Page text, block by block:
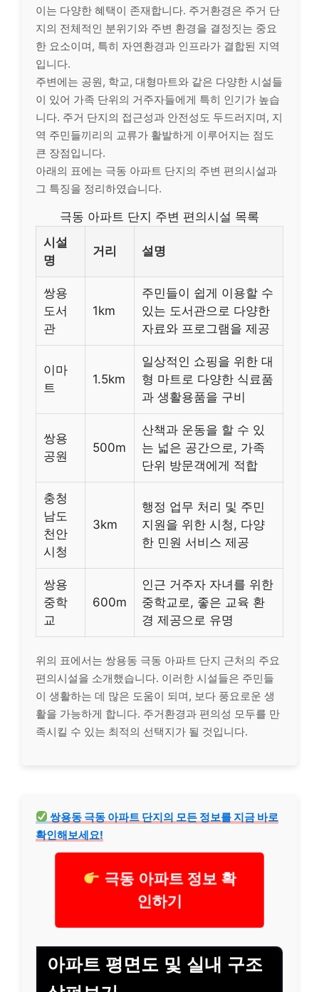
이는 다양한 혜택이 존재합니다. 주거환경은 주거 단
지의 전체적인 분위기와 주변 환경을 결정짓는 중요
한 요소이며, 특히 자연환경과 인프라가 결합된 지역
입니다.
주변에는 공원, 학교, 대형마트와 같은 다양한 시설들
이 있어 가족 단위의 거주자들에게 특히 인기가 높습
니다. 주거 단지의 접근성과 안전성도 두드러지며, 지
역 주민들끼리의 교류가 활발하게 이루어지는 점도
큰 장점입니다.
아래의 표에는 극동 아파트 단지의 주변 편의시설과
그 특징을 정리하였습니다.
극동 아파트 단지 주변 편의시설 목록
시설
명
거리 설명
쌍용
도서
관
1km
주민들이 쉽게 이용할 수
있는 도서관으로 다양한
자료와 프로그램을 제공
이마
트
1.5km
일상적인 쇼핑을 위한 대
형 마트로 다양한 식료품
과 생활용품을 구비
쌍용
공원
500m
산책과 운동을 할 수 있
는 넓은 공간으로, 가족
단위 방문객에게 적합
충청
남도
천안
시청
3km
행정 업무 처리 및 주민
지원을 위한 시청, 다양
한 민원 서비스 제공
쌍용
중학
교
600m
인근 거주자 자녀를 위한
중학교로, 좋은 교육 환
경 제공으로 유명
위의 표에서는 쌍용동 극동 아파트 단지 근처의 주요
편의시설을 소개했습니다. 이러한 시설들은 주민들
이 생활하는 데 많은 도움이 되며, 보다 풍요로운 생
활을 가능하게 합니다. 주거환경과 편의성 모두를 만
족시킬 수 있는 최적의 선택지가 될 것입니다.
쌍용동 극동 아파트 단지의 모든 정보를 지금 바로
확인해보세요!
극동 아파트 정보 확
인하기
아파트 평면도 및 실내 구조